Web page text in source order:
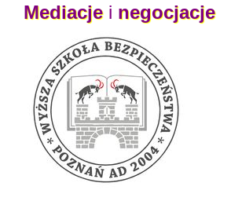
Mediacjei negocjacje